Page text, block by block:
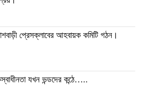
প্রেসক্লাবের আহবায়ক কমিটি গঠন।
যখন ভন্ডদের কন্ঠে…..